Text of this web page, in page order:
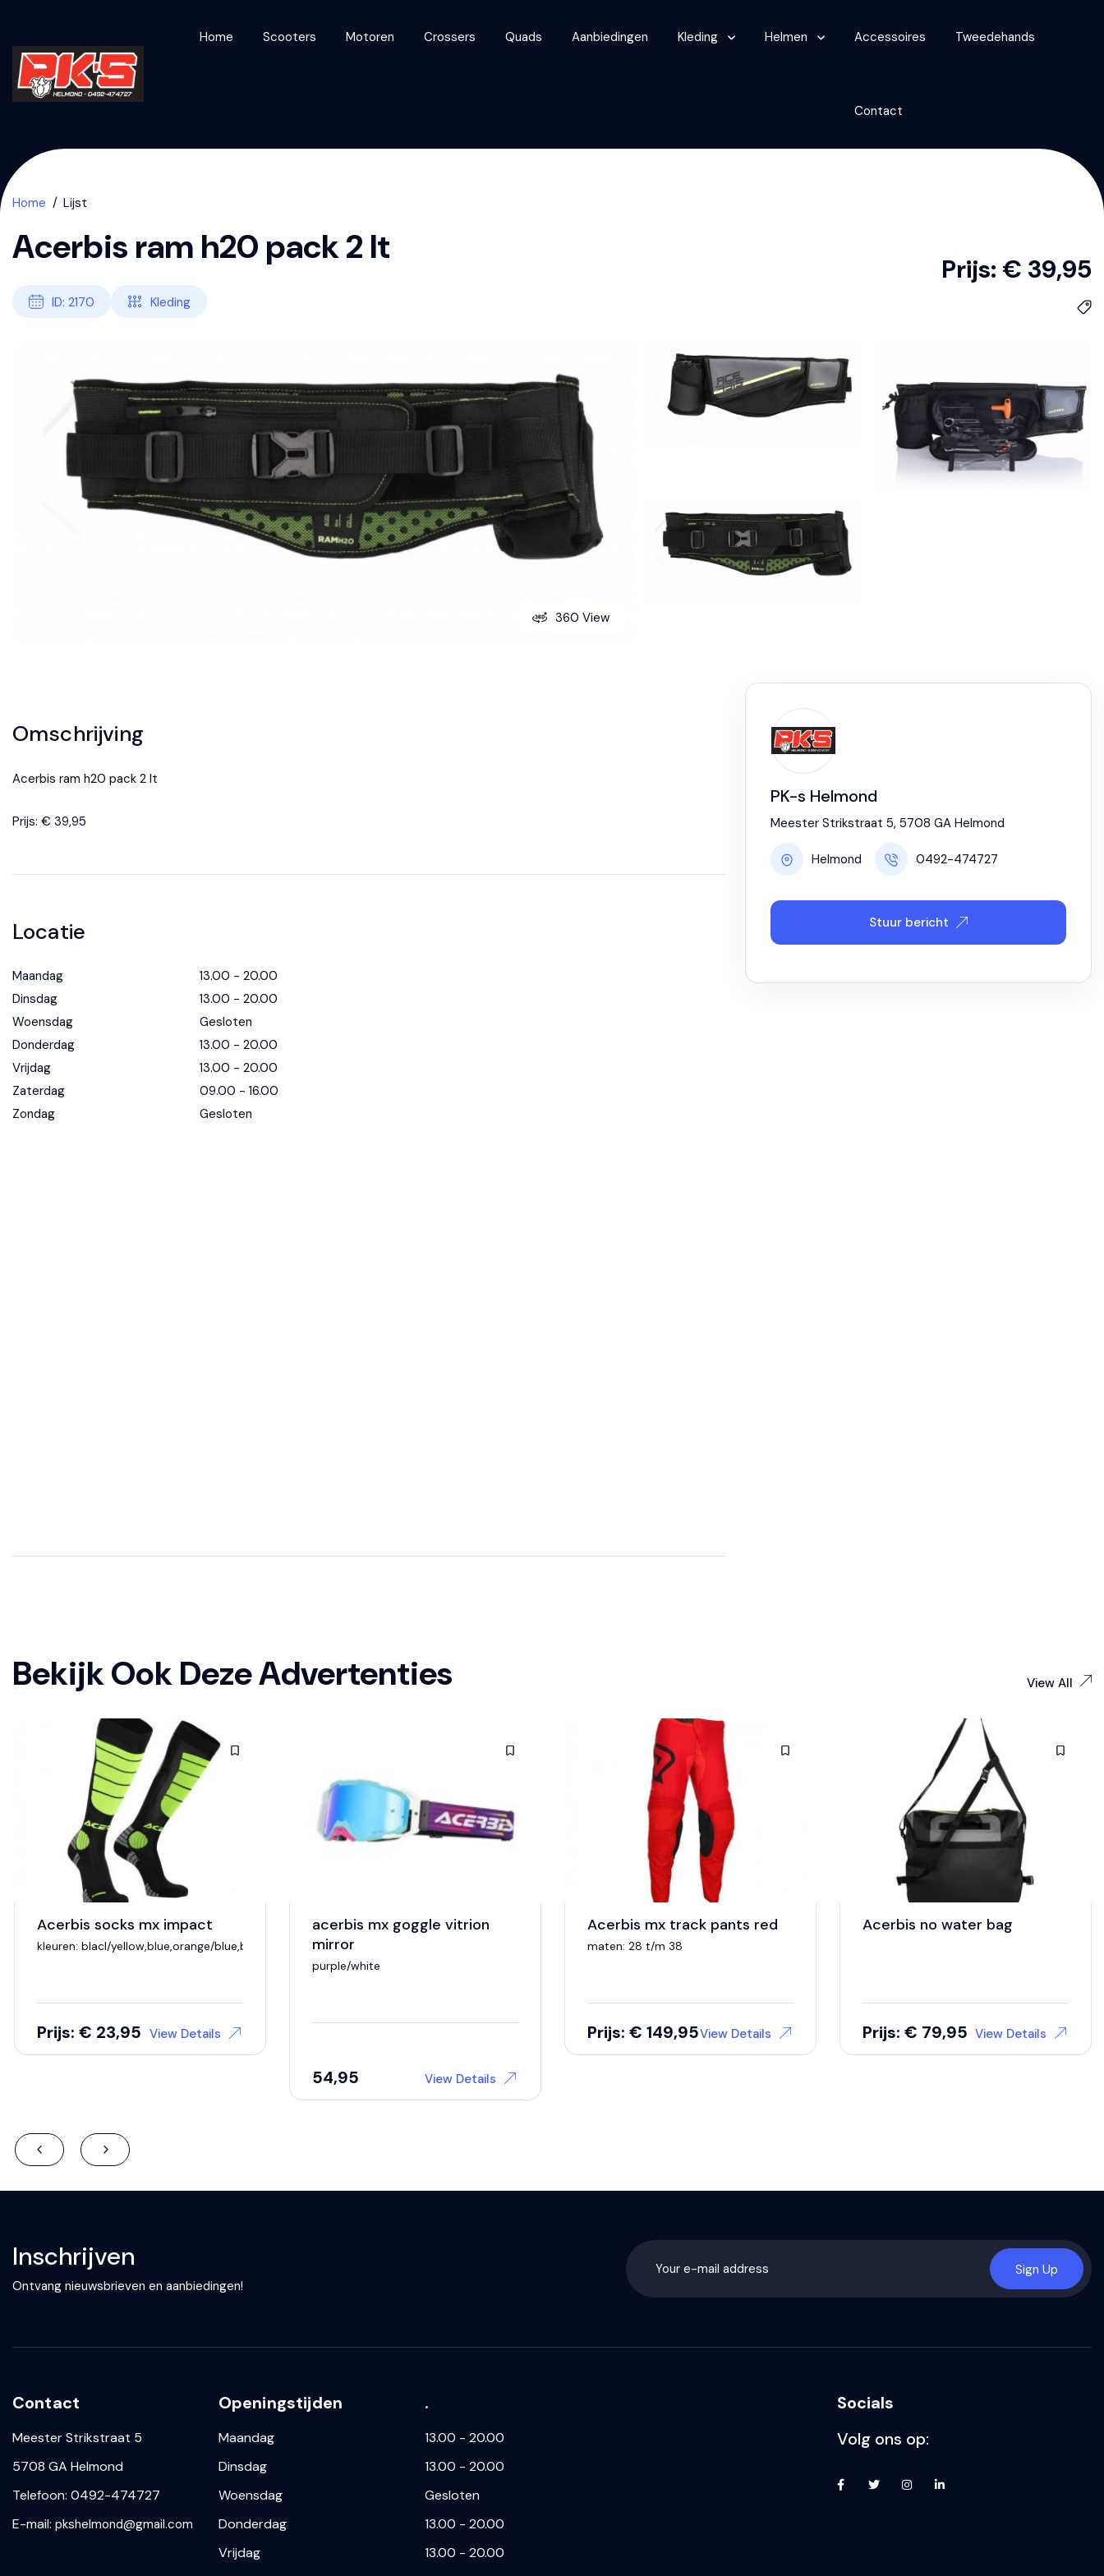
Home Scooters Motoren Crossers Quads Aanbiedingen Kleding Helmen Accessoires Tweedehands
Contact
Home Lijst
Acerbis ram h20 pack 2 lt
ID: 2170 Kleding
Prijs: € 39,95
360 View
Omschrijving
Acerbis ram h20 pack 2 lt
Prijs: € 39,95
Locatie
Maandag
Dinsdag
Woensdag
Donderdag
Vrijdag
Zaterdag
Zondag
13.00 - 20.00
13.00 - 20.00
Gesloten
13.00 - 20.00
13.00 - 20.00
09.00 - 16.00
Gesloten
PK-s Helmond
Meester Strikstraat 5, 5708 GA Helmond
Helmond 0492-474727
Stuur bericht
Bekijk Ook Deze Advertenties View All
Acerbis socks mx impact
kleuren: blacl/yellow,blue,orange/blue,black/red & blue/orange
Prijs: € 23,95 View Details
acerbis mx goggle vitrion
mirror
purple/white
54,95 View Details
Acerbis mx track pants red
maten: 28 t/m 38
Prijs: € 149,95View Details
Acerbis no water bag
Prijs: € 79,95 View Details
Inschrijven
Ontvang nieuwsbrieven en aanbiedingen!
Sign Up
Contact
Meester Strikstraat 5
5708 GA Helmond
Telefoon: 0492-474727
E-mail: pkshelmond@gmail.com
Openingstijden
Maandag
Dinsdag
Woensdag
Donderdag
Vrijdag
.
13.00 - 20.00
13.00 - 20.00
Gesloten
13.00 - 20.00
13.00 - 20.00
Socials
Volg ons op: